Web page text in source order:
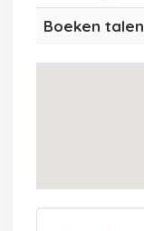
Boeken talen